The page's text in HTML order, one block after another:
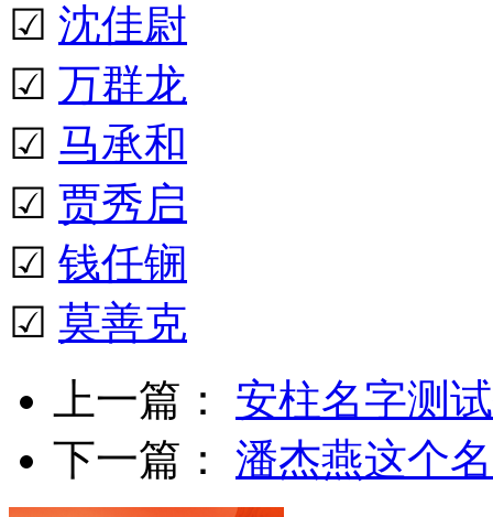
☑ 沈佳尉
☑ 万群龙
☑ 马承和
☑ 贾秀启
☑ 钱任锎
☑ 莫善克
上一篇： 安柱名字测
下一篇： 潘杰燕这个